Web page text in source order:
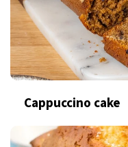
Cappuccino cake